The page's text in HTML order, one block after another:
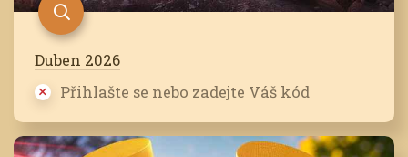
Duben 2026
Přihlašte se nebo zadejte Váš kód